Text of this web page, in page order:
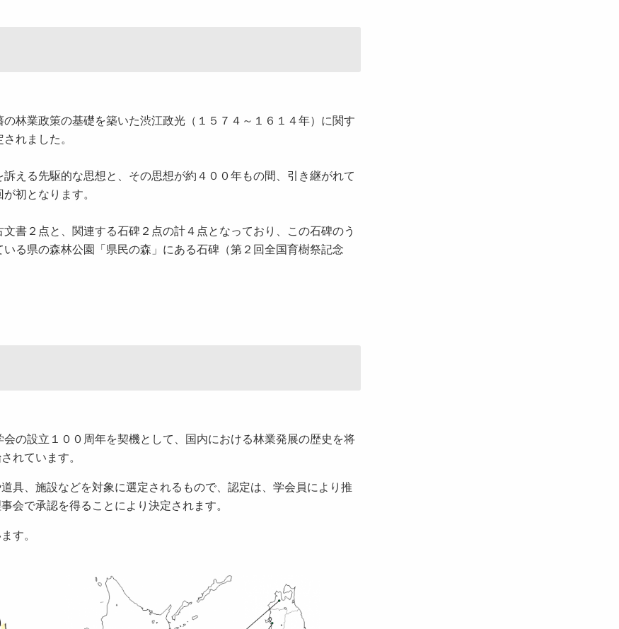
林業政策の基礎を築いた渋江政光（１５７４～１６１４年）に関す
れました。
える先駆的な思想と、その思想が約４００年もの間、引き継がれて
初となります。
書２点と、関連する石碑２点の計４点となっており、この石碑のう
る県の森林公園「県民の森」にある石碑（第２回全国育樹祭記念
の設立１００周年を契機として、国内における林業発展の歴史を将
れています。
具、施設などを対象に選定されるもので、認定は、学会員により推
会で承認を得ることにより決定されます。
す。